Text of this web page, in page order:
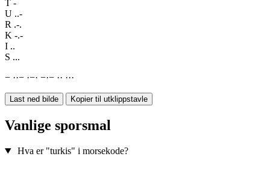
T -
U ..-
R .-.
K -.-
I ..
S ...
− ··− ·−· −·− ·· ···
Last ned bilde Kopier til utklippstavle
Vanlige sporsmal
Hva er "turkis" i morsekode?